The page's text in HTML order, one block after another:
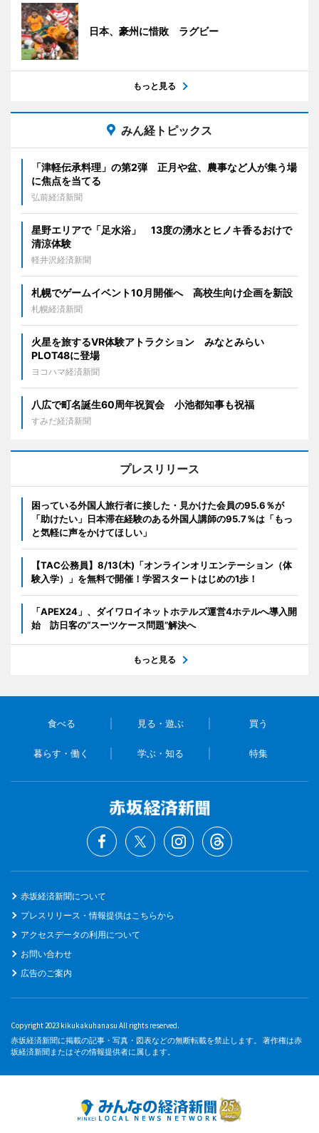
日本、豪州に惜敗 ラグビー
もっと見る
みん経トピックス
「津軽伝承料理」の第2弾 正月や盆、農事など人が集う場
に焦点を当てる
弘前経済新聞
星野エリアで「足水浴」 13度の湧水とヒノキ香るおけで
清涼体験
軽井沢経済新聞
札幌でゲームイベント10月開催へ 高校生向け企画を新設
札幌経済新聞
火星を旅するVR体験アトラクション みなとみらい
PLOT48に登場
ヨコハマ経済新聞
八広で町名誕生60周年祝賀会 小池都知事も祝福
すみだ経済新聞
プレスリリース
困っている外国人旅行者に接した・見かけた会員の95.6％が
「助けたい」日本滞在経験のある外国人講師の95.7％は「もっ
と気軽に声をかけてほしい」
【TAC公務員】8/13(木)「オンラインオリエンテーション（体
験入学）」を無料で開催！学習スタートはじめの1歩！
「APEX24」、ダイワロイネットホテルズ運営4ホテルへ導入開
始 訪日客の“スーツケース問題”解決へ
もっと見る
食べる 見る・遊ぶ 買う
暮らす・働く 学ぶ・知る 特集
赤坂経済新聞について
プレスリリース・情報提供はこちらから
アクセスデータの利用について
お問い合わせ
広告のご案内
Copyright 2023 kikukakuhanasu All rights reserved.
赤坂経済新聞に掲載の記事・写真・図表などの無断転載を禁止します。 著作権は赤
坂経済新聞またはその情報提供者に属します。